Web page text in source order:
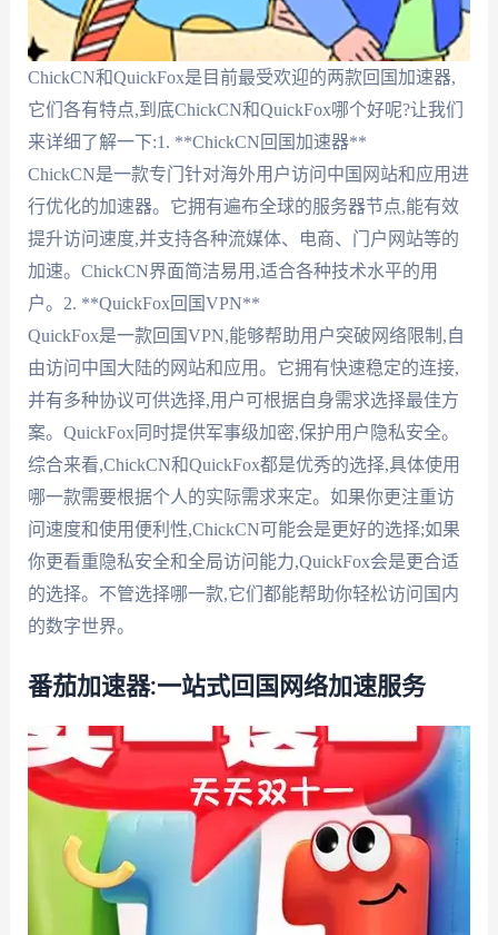
ChickCN和QuickFox是目前最受欢迎的两款回国加速器,
它们各有特点,到底ChickCN和QuickFox哪个好呢?让我们
来详细了解一下:1. **ChickCN回国加速器**
ChickCN是一款专门针对海外用户访问中国网站和应用进
行优化的加速器。它拥有遍布全球的服务器节点,能有效
提升访问速度,并支持各种流媒体、电商、门户网站等的
加速。ChickCN界面简洁易用,适合各种技术水平的用
户。2. **QuickFox回国VPN**
QuickFox是一款回国VPN,能够帮助用户突破网络限制,自
由访问中国大陆的网站和应用。它拥有快速稳定的连接,
并有多种协议可供选择,用户可根据自身需求选择最佳方
案。QuickFox同时提供军事级加密,保护用户隐私安全。
综合来看,ChickCN和QuickFox都是优秀的选择,具体使用
哪一款需要根据个人的实际需求来定。如果你更注重访
问速度和使用便利性,ChickCN可能会是更好的选择;如果
你更看重隐私安全和全局访问能力,QuickFox会是更合适
的选择。不管选择哪一款,它们都能帮助你轻松访问国内
的数字世界。
番茄加速器:一站式回国网络加速服务